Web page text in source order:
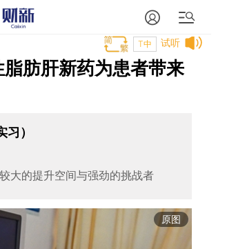
试听
T中
肪肝新药为患者带来
）
大的提升空间与强劲的挑战者
原图